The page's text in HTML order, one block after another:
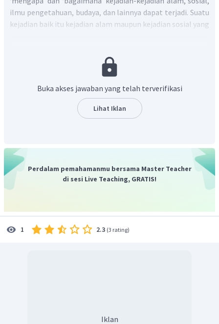
ilmu pengetahuan, budaya, dan lainnya dapat terjadi. Suatu
kejadian baik itu kejadian alam maupun kejadian sosial yang
teks eksplanasi perlu memperhatikan
berikut ini:
Menggunakan kalimat pasif
Menggunakan konjungsi kasual dan waktu
Terdapat istilah ilmiah
Jadi, aspek kebahasaan dalam teks eksplanasi yang tidak
perlu dianalisis adalah gagasan utama.
Dengan demikian, jawaban yang tepat adalah pilihan B.
Buka akses jawaban yang telah terverifikasi
Lihat Iklan
Perdalam pemahamanmu bersama Master Teacher
di sesi Live Teaching, GRATIS!
1 2.3 (3 rating)
Iklan